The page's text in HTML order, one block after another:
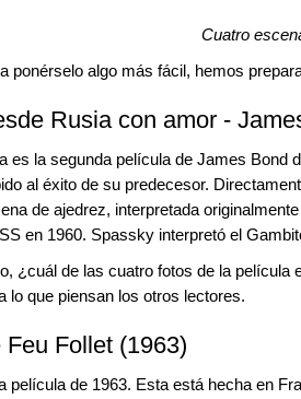
Cuatro
ponérselo algo más fácil, hemos
Rusia con amor -
es la segunda película de James Bond
al éxito de su predecesor.
de ajedrez, interpretada
en 1960. Spassky interpretó el
¿cuál de las cuatro fotos de la
lo que piensan los otros lectores.
Feu Follet (1963)
película de 1963. Esta está hecha en